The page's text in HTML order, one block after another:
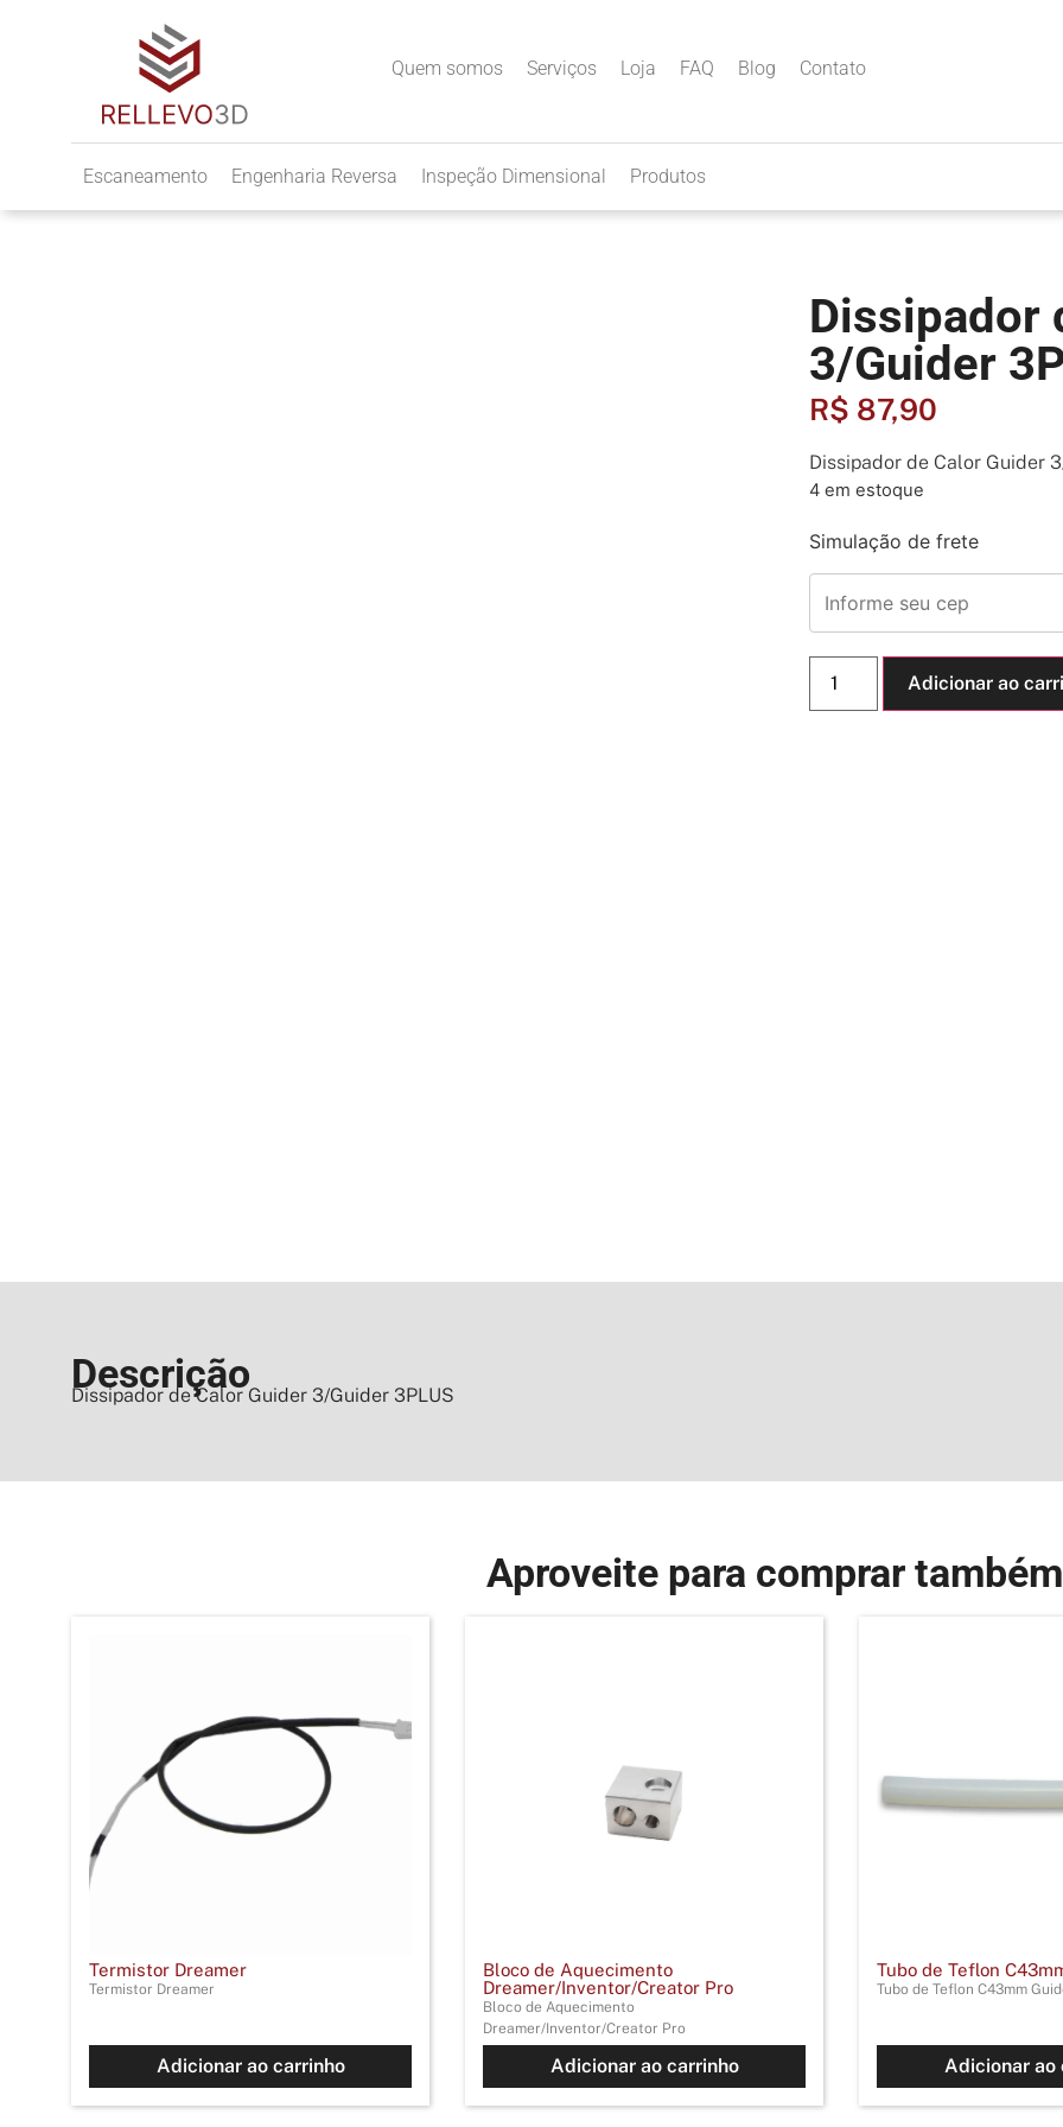
Quem somos Serviços Loja FAQ Blog Contato
Escaneamento Engenharia Reversa Inspeção Dimensional Produtos
Dissipador
3/Guider
R$ 87,90
Dissipador de Calor Guider
4 em estoque
Simulação de frete
Adicionar ao
Descrição
Dissipador de Calor Guider 3/Guider 3PLUS
Aproveite para comprar
Termistor Dreamer
Termistor Dreamer
Adicionar ao carrinho
Bloco de Aquecimento
Dreamer/Inventor/Creator Pro
Bloco de Aquecimento
Dreamer/Inventor/Creator Pro
Adicionar ao carrinho
Tubo de Teflon
Tubo de Teflon C43mm
Adicionar ao